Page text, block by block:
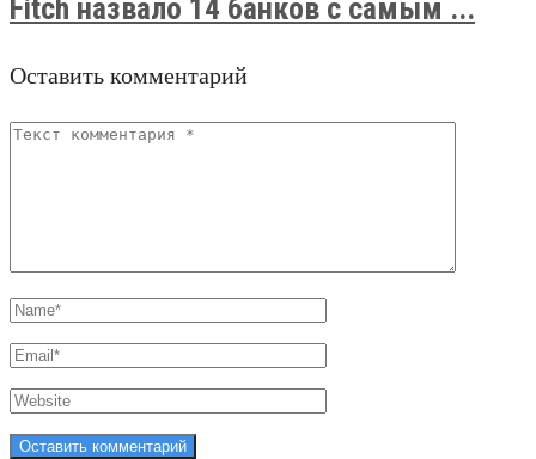
Fitch назвало 14 банков с самым ...
Оставить комментарий